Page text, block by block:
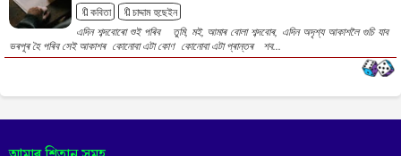
🔖কবিতা
🔖চাদ্দাম হুছেইন
এদিন শব্দবোৰো শুই পৰিব তুমি, মই, আমাৰ বোলা শব্দবোৰ, এদিন অদৃশ্য আকাশলৈ গুচি যাব
ভৰপূৰ হৈ পৰিব সেই আকাশৰ কোনোবা এটা কোণ কোনোবা এটা প্ৰান্তৰ শব...